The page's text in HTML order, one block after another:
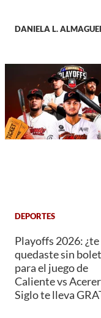
DANIELA L.
DEPORTES
Playoffs 2026: ¿te
quedaste sin
para el juego de
Caliente vs
Siglo te lleva